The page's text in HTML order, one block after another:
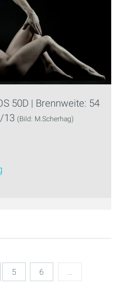
50D | Brennweite: 54
13 (Bild: M.Scherhag)
5 6